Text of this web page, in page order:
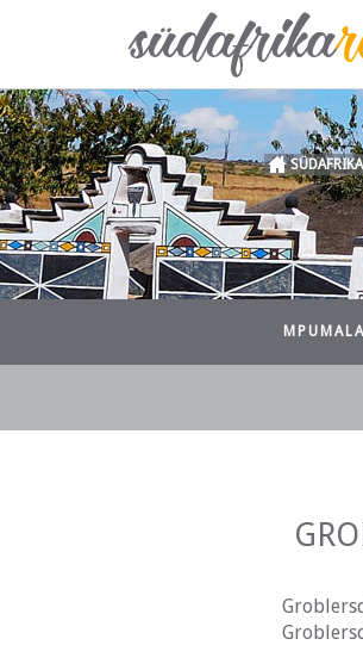
SÜDAFRIKA